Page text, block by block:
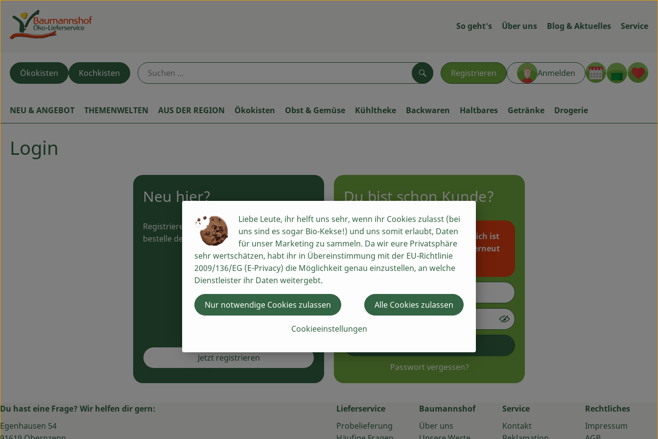
So geht's Über uns Blog & Aktuelles Service
Registrieren Anmelden
Suchen
Ökokisten Kochkisten
NEU & ANGEBOT THEMENWELTEN AUS DER REGION Ökokisten Obst & Gemüse Kühltheke Backwaren Haltbares Getränke Drogerie
Login
Neu hier?
Registriere dich hier im Handumdrehen und
bestelle deine erste Ökokiste!
Jetzt registrieren
Du bist schon Kunde?
Du wurdest ausgeloggt, vermutlich ist
deine Session abgelaufen. Bitte erneut
einloggen.
Passwort vergessen?
Du hast eine Frage? Wir helfen dir gern:
Egenhausen 54
Lieferservice
Probelieferung
Baumannshof
Über uns
Service
Kontakt
Rechtliches
Impressum
Liebe Leute, ihr helft uns sehr, wenn ihr Cookies zulasst (bei
uns sind es sogar Bio-Kekse!) und uns somit erlaubt, Daten
für unser Marketing zu sammeln. Da wir eure Privatsphäre
sehr wertschätzen, habt ihr in Übereinstimmung mit der EU-Richtlinie
2009/136/EG (E-Privacy) die Möglichkeit genau einzustellen, an welche
Dienstleister ihr Daten weitergebt.
Cookieeinstellungen
Nur notwendige Cookies zulassen Alle Cookies zulassen